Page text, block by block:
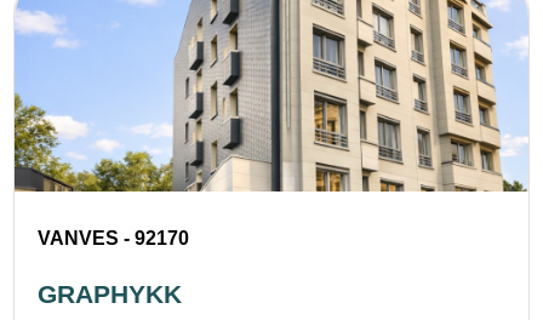
VANVES - 92170
GRAPHYKK